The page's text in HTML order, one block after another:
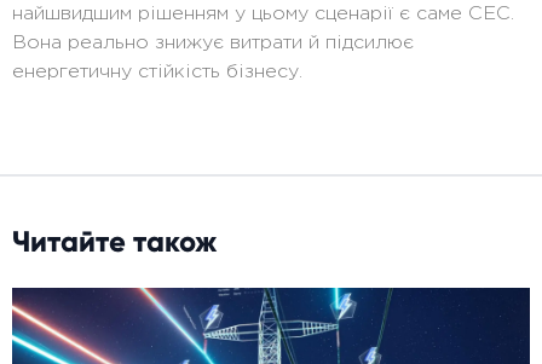
найшвидшим рішенням у цьому сценарії є саме СЕС.
Вона реально знижує витрати й підсилює
енергетичну стійкість бізнесу.
Читайте також